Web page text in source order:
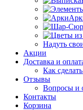
Надуть
Акции
Доставка и
Как сделать
Отзывы
Вопросы и
Контакты
Корзина